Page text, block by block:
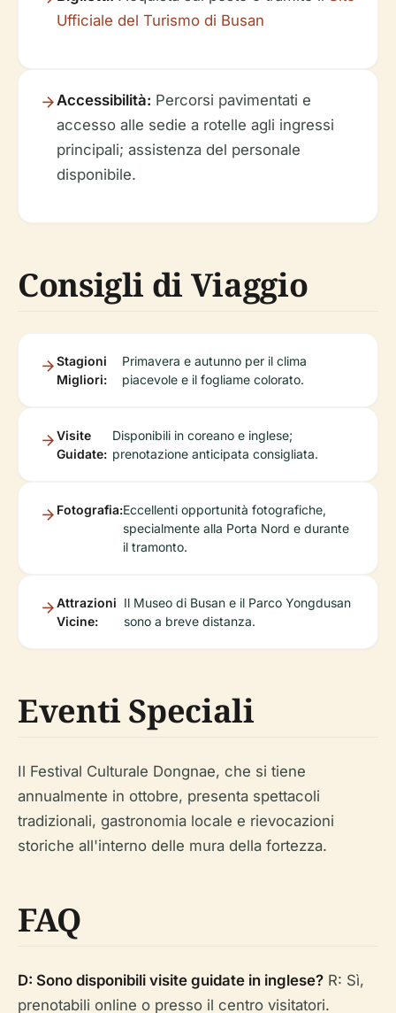
Ufficiale del Turismo di Busan
Accessibilità: Percorsi pavimentati e
accesso alle sedie a rotelle agli ingressi
principali; assistenza del personale
disponibile.
Consigli di Viaggio
Stagioni
Migliori:
Primavera e autunno per il clima
piacevole e il fogliame colorato.
Visite
Guidate:
Disponibili in coreano e inglese;
prenotazione anticipata consigliata.
Fotografia:Eccellenti opportunità fotografiche,
specialmente alla Porta Nord e durante
il tramonto.
Attrazioni
Vicine:
Il Museo di Busan e il Parco Yongdusan
sono a breve distanza.
Eventi Speciali
Il Festival Culturale Dongnae, che si tiene
annualmente in ottobre, presenta spettacoli
tradizionali, gastronomia locale e rievocazioni
storiche all'interno delle mura della fortezza.
FAQ
D: Sono disponibili visite guidate in inglese? R: Sì,
prenotabili online o presso il centro visitatori.